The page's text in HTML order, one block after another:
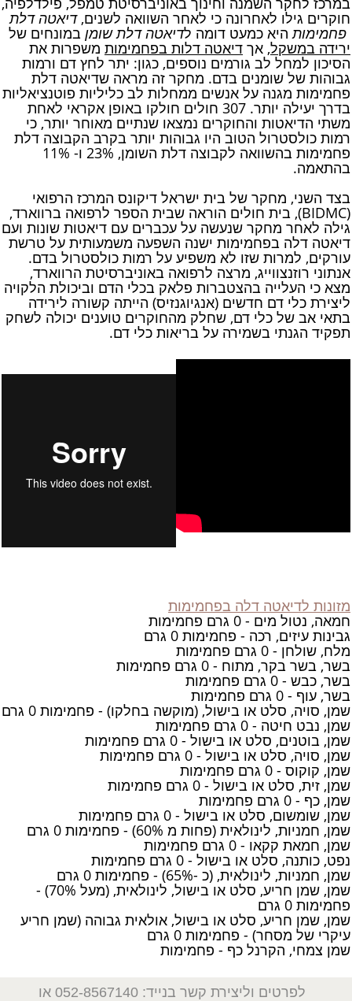
חוקרים גילו לאחרונה כי לאחר השוואה לשנים,דיאטה דלת
פחמימות היא כמעט דומה לדיאטה דלת שומן במונחים של
ירידה במשקל, אך דיאטה דלות בפחמימות משפרות את
הסיכון למחל לב גורמים נוספים, כגון: יתר לחץ דם ורמות
גבוהות של שומנים בדם. מחקר זה מראה שדיאטה דלת
פחמימות מגנה על אנשים ממחלות לב כליליות פוטנציאליות
בדרך יעילה יותר. 307 חולים חולקו באופן אקראי לאחת
משתי הדיאטות והחוקרים נמצאו שנתיים מאוחר יותר, כי
רמות כולסטרול הטוב היו גבוהות יותר בקרב הקבוצה דלת
פחמימות בהשוואה לקבוצה דלת השומן, 23% ו- 11%
בהתאמה.
בצד השני, מחקר של בית ישראל דיקונס המרכז הרפואי
(BIDMC), בית חולים הוראה שבית הספר לרפואה ברווארד,
גילה לאחר מחקר שנעשה על עכברים עם דיאטות שונות ועם
דיאטה דלה בפחמימות ישנה השפעה משמעותית על טרשת
עורקים, למרות שזו לא משפיע על רמות כולסטרול בדם.
אנתוני רוזנצווייג, מרצה לרפואה באוניברסיטת הרווארד,
מצא כי העלייה בהצטברות פלאק בכלי הדם וביכולת הלקויה
ליצירת כלי דם חדשים (אנגיוגנזיס) הייתה קשורה לירידה
בתאי אב של כלי דם, שחלק מהחוקרים טוענים יכולה לשחק
תפקיד הגנתי בשמירה על בריאות כלי דם.
מזונות לדיאטה דלה בפחמימות
חמאה, נטול מים - 0 גרם פחמימות
גבינות עיזים, רכה - פחמימות 0 גרם
מלח, שולחן - 0 גרם פחמימות
בשר, בשר בקר, מתוח - 0 גרם פחמימות
בשר, כבש - 0 גרם פחמימות
בשר, עוף - 0 גרם פחמימות
שמן, סויה, סלט או בישול, (מוקשה בחלקו) - פחמימות 0 גרם
שמן, נבט חיטה - 0 גרם פחמימות
שמן, בוטנים, סלט או בישול - 0 גרם פחמימות
שמן, סויה, סלט או בישול - 0 גרם פחמימות
שמן, קוקוס - 0 גרם פחמימות
שמן, זית, סלט או בישול - 0 גרם פחמימות
שמן, כף - 0 גרם פחמימות
שמן, שומשום, סלט או בישול - 0 גרם פחמימות
שמן, חמניות, לינולאית (פחות מ 60%) - פחמימות 0 גרם
שמן, חמאת קקאו - 0 גרם פחמימות
נפט, כותנה, סלט או בישול - 0 גרם פחמימות
שמן, חמניות, לינולאית, (כ -65%) - פחמימות 0 גרם
שמן, שמן חריע, סלט או בישול, לינולאית, (מעל 70%) -
פחמימות 0 גרם
שמן, שמן חריע, סלט או בישול, אולאית גבוהה (שמן חריע
עיקרי של מסחר) - פחמימות 0 גרם
שמן צמחי, הקרנל כף - פחמימות
לפרטים וליצירת קשר בנייד: 052-8567140
או